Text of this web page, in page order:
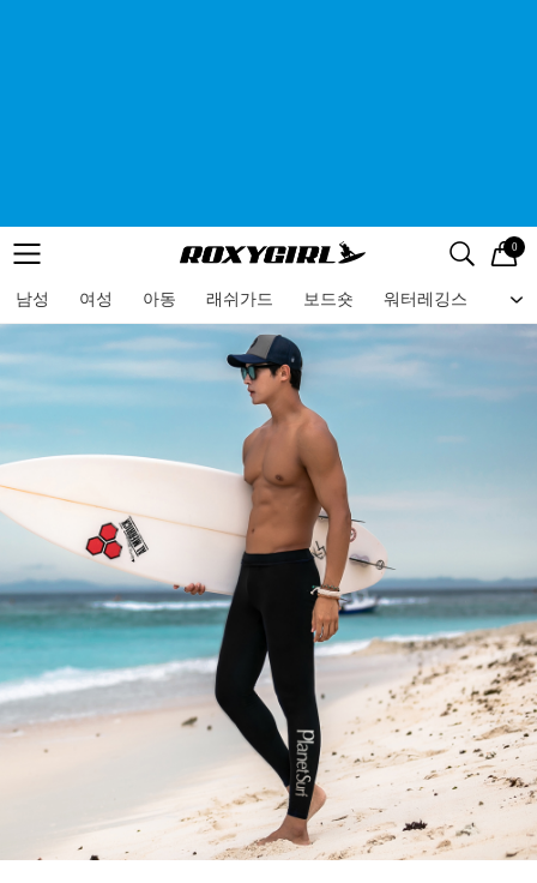
메뉴 검색
로고 0
남성 여성 아동 래쉬가드 보드숏 워터레깅스 비
메뉴